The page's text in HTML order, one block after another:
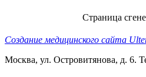
Страница
Создание медицинского сайта
Москва, ул. Островитянова, д. 6.